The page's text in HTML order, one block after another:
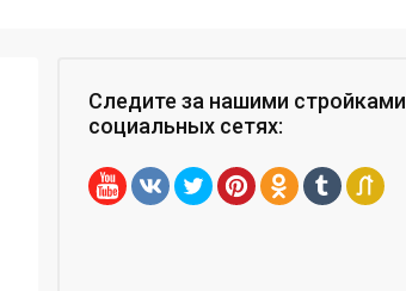
Следите за нашими стройками
социальных сетях: